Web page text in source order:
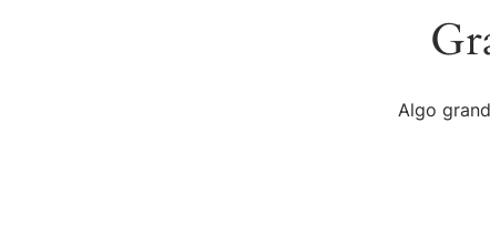
Algo